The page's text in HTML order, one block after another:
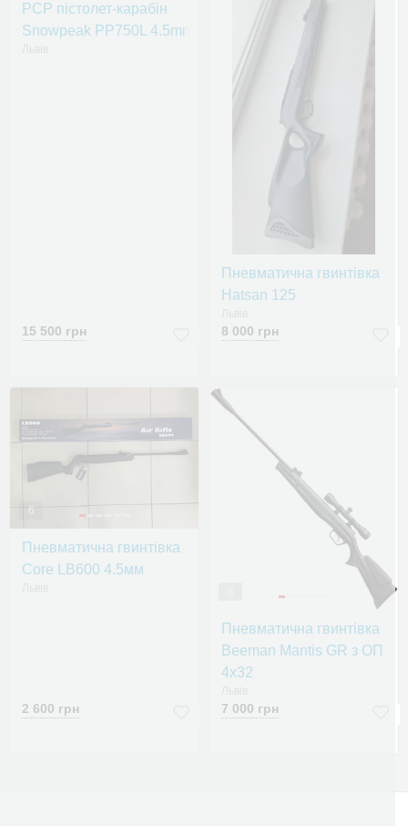
PCP пістолет-карабін
Snowpeak PP750L 4.5mm
15 500 грн
Пневматична гвинтівка
Hatsan 125
8 000 грн
6
Пневматична гвинтівка
Сore LB600 4.5мм
2 600 грн
Пневматична гвинтівка
Beeman Mantis GR з ОП
4x32
7 000 грн